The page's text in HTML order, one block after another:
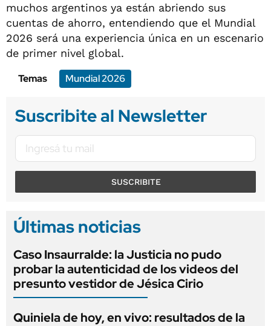
muchos argentinos ya están abriendo sus
cuentas de ahorro, entendiendo que el Mundial
2026 será una experiencia única en un escenario
de primer nivel global.
Temas
Mundial 2026
Suscribite al Newsletter
SUSCRIBITE
Últimas noticias
Caso Insaurralde: la Justicia no pudo
probar la autenticidad de los videos del
presunto vestidor de Jésica Cirio
Quiniela de hoy, en vivo: resultados de la